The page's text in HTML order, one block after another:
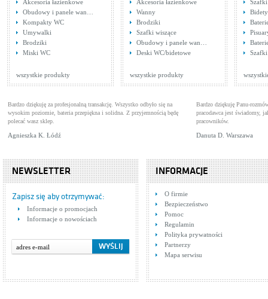
Tres CUADRO 1.06.161.02
Cena: 2 836,00 zł WIĘCEJ
6.07.103.02
Baterie umywalkowe
Cena: 729,00 zł
Akcesoria łazienkowe
Obudowy i panele wan…
Kompakty WC
Umywalki
Brodziki
Miski WC
wszystkie produkty
Akcesoria łazienkowe
Wanny
Brodziki
Szafki wiszące
Obudowy i panele wan…
Deski WC/bidetowe
wszystkie produkty
Bidety
Szafki
Bardzo dziękuję za profesjonalną transakcję. Wszystko odbyło się na
wysokim poziomie, bateria przepiękna i solidna. Z przyjemnością będę
polecać wasz sklep.
Agnieszka K. Łódź
Bardzo dziękuję Panu-
pracodawca jest świadomy,
pracowników.
Danuta D. Warszawa
NEWSLETTER
Zapisz się aby otrzymywać:
Informacje o promocjach
Informacje o nowościach
INFORMACJE
O firmie
Bezpieczeństwo
Pomoc
Regulamin
Polityka prywatności
Partnerzy
Mapa serwisu